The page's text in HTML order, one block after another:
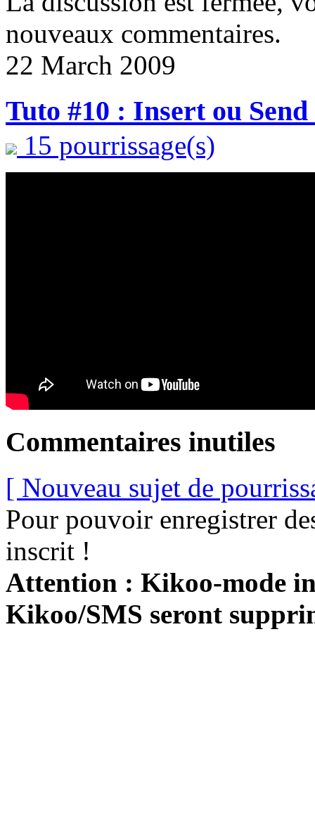
nouveaux commentaires.
22 March 2009
Tuto #10 : Insert ou Send
15 pourrissage(s)
Commentaires inutiles
[ Nouveau sujet de
Pour pouvoir enregistrer
inscrit !
Attention : Kikoo-mode
Kikoo/SMS seront